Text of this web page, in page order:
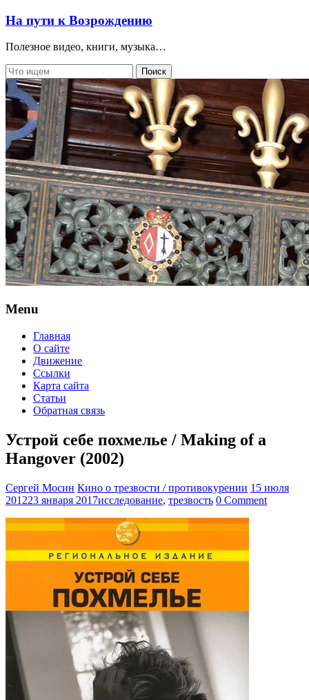
На пути к Возрождению
Полезное видео, книги, музыка…
Menu
Главная
О сайте
Движение
Ссылки
Карта сайта
Статьи
Обратная связь
Устрой себе похмелье / Making of a
Hangover (2002)
Сергей Мосин Кино о трезвости / противокурении 15 июля
201223 января 2017исследование, трезвость 0 Comment